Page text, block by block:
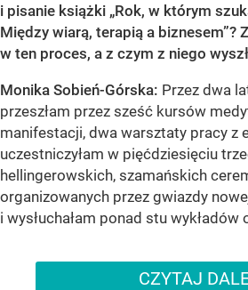
i pisanie książki „Rok, w którym
Między wiarą, terapią a biznesem”?
w ten proces, a z czym z niego
Monika Sobień-Górska: Przez dwa
przeszłam przez sześć kursów
manifestacji, dwa warsztaty pracy z
uczestniczyłam w pięćdziesięciu
hellingerowskich, szamańskich
organizowanych przez gwiazdy
i wysłuchałam ponad stu wykładów
CZYTAJ